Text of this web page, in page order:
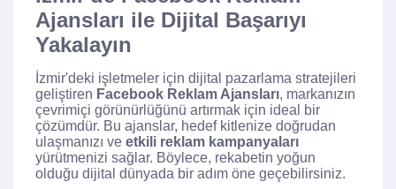
Ajansları ile Dijital Başarıyı
Yakalayın
İzmir'deki işletmeler için dijital pazarlama stratejileri
geliştiren Facebook Reklam Ajansları, markanızın
çevrimiçi görünürlüğünü artırmak için ideal bir
çözümdür. Bu ajanslar, hedef kitlenize doğrudan
ulaşmanızı ve etkili reklam kampanyaları
yürütmenizi sağlar. Böylece, rekabetin yoğun
olduğu dijital dünyada bir adım öne geçebilirsiniz.